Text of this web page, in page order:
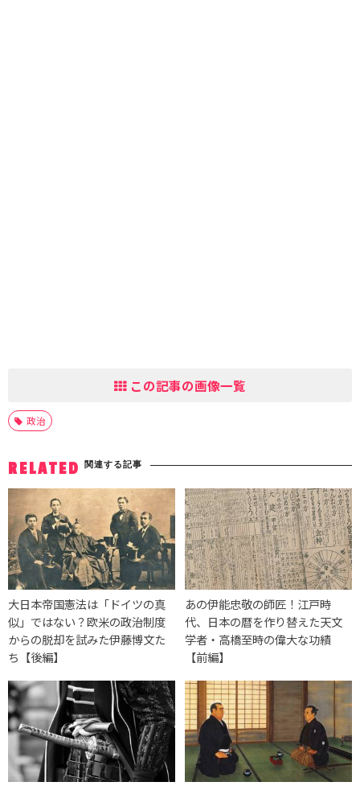
この記事の画像一覧
政治
RELATED 関連する記事
大日本帝国憲法は「ドイツの真
似」ではない？欧米の政治制度
からの脱却を試みた伊藤博文た
ち【後編】
あの伊能忠敬の師匠！江戸時
代、日本の暦を作り替えた天文
学者・高橋至時の偉大な功績
【前編】